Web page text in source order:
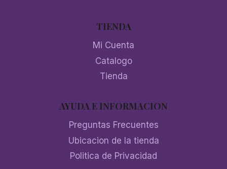
TIENDA
Mi Cuenta
Catalogo
Tienda
AYUDA E INFORMACION
Preguntas Frecuentes
Ubicacion de la tienda
Politica de Privacidad